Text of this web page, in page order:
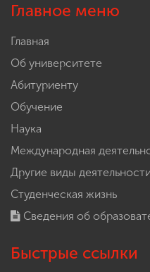
Главное меню
Главная
Об университете
Абитуриенту
Обучение
Наука
Международная
Другие виды деятельности
Студенческая жизнь
Сведения об
Быстрые ссылки